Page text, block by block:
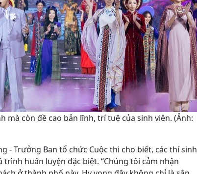
mà còn đề cao bản lĩnh, trí tuệ của sinh viên. (Ảnh:
- Trưởng Ban tổ chức Cuộc thi cho biết, các thí sinh
huấn luyện đặc biệt. “Chúng tôi cảm nhận